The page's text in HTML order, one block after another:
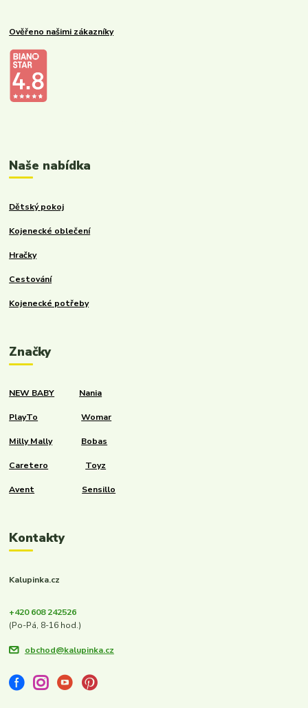
Ověřeno našimi zákazníky
Naše nabídka
Dětský pokoj
Kojenecké oblečení
Hračky
Cestování
Kojenecké potřeby
Značky
NEW BABY Nania
PlayTo Womar
Milly Mally Bobas
Caretero Toyz
Avent Sensillo
Kontakty
Kalupinka.cz
+420 608 242526
(Po-Pá, 8-16 hod.)
obchod@kalupinka.cz